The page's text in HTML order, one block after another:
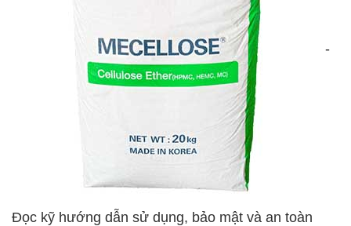
-
Đọc kỹ hướng dẫn sử dụng, bảo mật và an toàn